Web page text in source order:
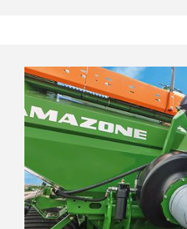
Primera DMC 3000-C,
9000-2C: Sistema
opcional con
integrada para
Primera DMC 9000-
12000-2C y 12001-